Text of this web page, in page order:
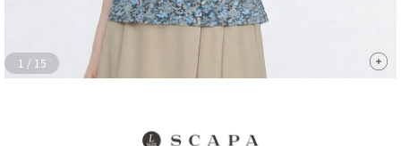
1 / 15